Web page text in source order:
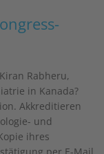
Rabheru,
in Kanada?
Akkreditieren
und
ihres